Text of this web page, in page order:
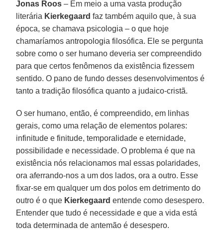
Jonas Roos – Em meio a uma vasta produção
literária Kierkegaard faz também aquilo que, à sua
época, se chamava psicologia – o que hoje
chamaríamos antropologia filosófica. Ele se pergunta
sobre como o ser humano deveria ser compreendido
para que certos fenômenos da existência fizessem
sentido. O pano de fundo desses desenvolvimentos é
tanto a tradição filosófica quanto a judaico-cristã.
O ser humano, então, é compreendido, em linhas
gerais, como uma relação de elementos polares:
infinitude e finitude, temporalidade e eternidade,
possibilidade e necessidade. O problema é que na
existência nós relacionamos mal essas polaridades,
ora aferrando-nos a um dos lados, ora a outro. Esse
fixar-se em qualquer um dos polos em detrimento do
outro é o que Kierkegaard entende como desespero.
Entender que tudo é necessidade e que a vida está
toda determinada de antemão é desespero.